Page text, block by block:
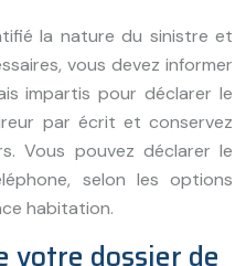
la nature du sinistre et
vous devez informer
impartis pour déclarer le
par écrit et conservez
Vous pouvez déclarer le
selon les options
habitation.
votre dossier de